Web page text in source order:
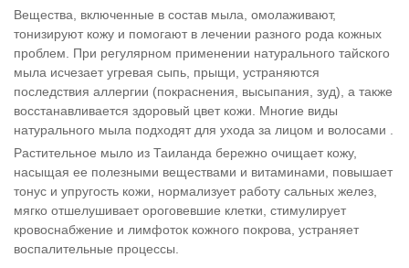
Вещества, включенные в состав мыла, омолаживают,
тонизируют кожу и помогают в лечении разного рода кожных
проблем. При регулярном применении натурального тайского
мыла исчезает угревая сыпь, прыщи, устраняются
последствия аллергии (покраснения, высыпания, зуд), а также
восстанавливается здоровый цвет кожи. Многие виды
натурального мыла подходят для ухода за лицом и волосами .
Растительное мыло из Таиланда бережно очищает кожу,
насыщая ее полезными веществами и витаминами, повышает
тонус и упругость кожи, нормализует работу сальных желез,
мягко отшелушивает ороговевшие клетки, стимулирует
кровоснабжение и лимфоток кожного покрова, устраняет
воспалительные процессы.